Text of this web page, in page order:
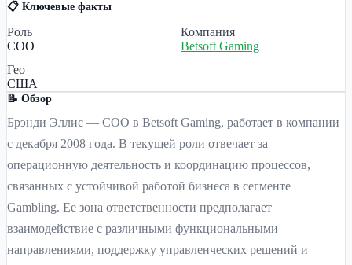
📋 Ключевые факты
Роль
COO
Компания
Betsoft Gaming
Гео
США
📝 Обзор
Брэнди Эллис — COO в Betsoft Gaming, работает в компании
с декабря 2008 года. В текущей роли отвечает за
операционную деятельность и координацию процессов,
связанных с устойчивой работой бизнеса в сегменте
Gambling. Ее зона ответственности предполагает
взаимодействие с различными функциональными
направлениями, поддержку управленческих решений и